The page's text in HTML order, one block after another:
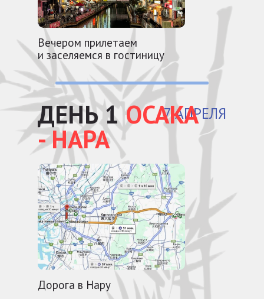
Вечером прилетаем
и заселяемся в гостиницу
7 АПРЕЛЯ
ДЕНЬ 1ОСАКА
- НАРА
Дорога в Нару